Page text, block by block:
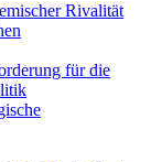
Rivalität
für die